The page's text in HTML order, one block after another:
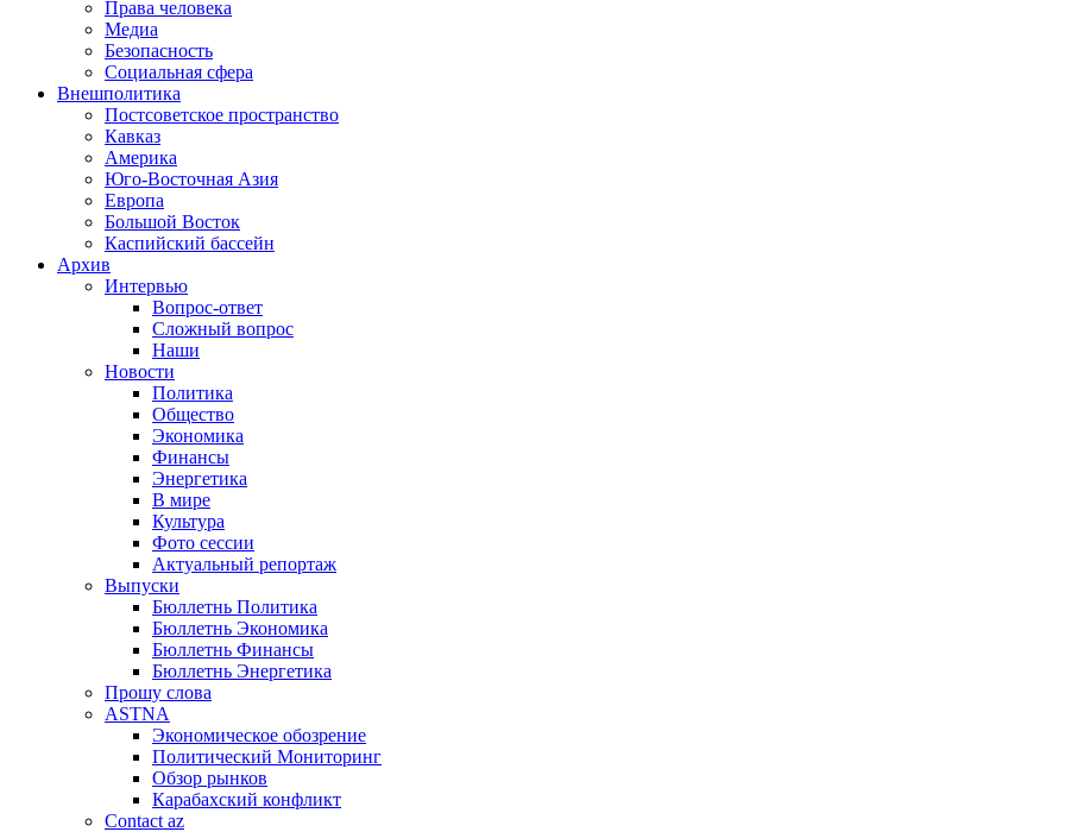
Права человека
Медиа
Безопасность
Социальная сфера
Внешполитика
Постсоветское пространство
Кавказ
Америка
Юго-Восточная Азия
Европа
Большой Восток
Каспийский бассейн
Архив
Интервью
Вопрос-ответ
Сложный вопрос
Наши
Новости
Политика
Общество
Экономика
Финансы
Энергетика
В мире
Культура
Фото сессии
Актуальный репортаж
Выпуски
Бюллетнь Политика
Бюллетнь Экономика
Бюллетнь Финансы
Бюллетнь Энергетика
Прошу слова
ASTNA
Экономическое обозрение
Политический Мониторинг
Обзор рынков
Карабахский конфликт
Contact az